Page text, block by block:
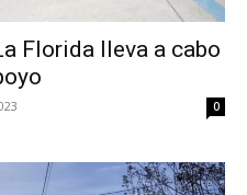
Florida lleva a cabo
0